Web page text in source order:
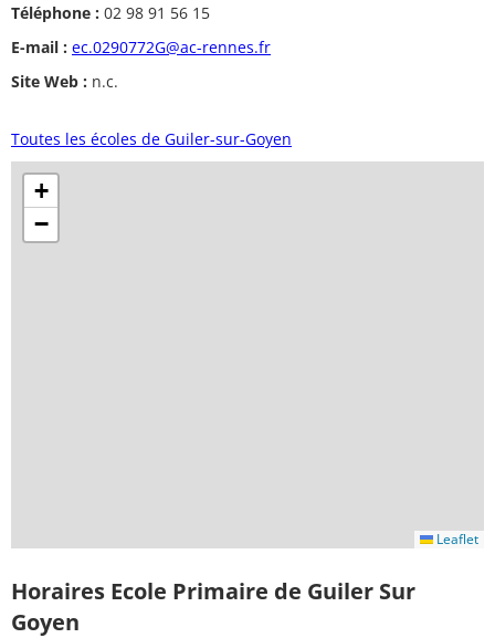
Téléphone : 02 98 91 56 15
E-mail : ec.0290772G@ac-rennes.fr
Site Web : n.c.
Toutes les écoles de Guiler-sur-Goyen
+
−
Leaflet
Horaires Ecole Primaire de Guiler Sur
Goyen